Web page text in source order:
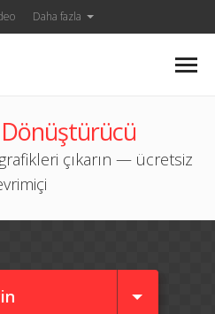
Daha fazla
Dönüştürücü
çıkarın — ücretsiz